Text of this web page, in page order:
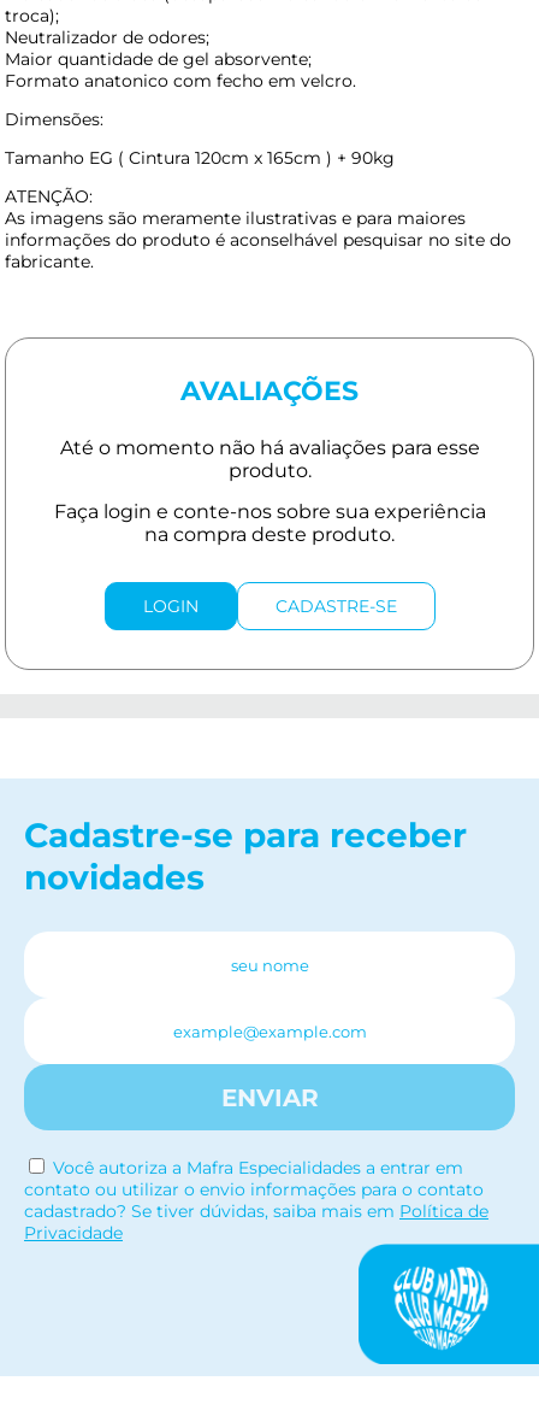
troca);
Neutralizador de odores;
Maior quantidade de gel absorvente;
Formato anatonico com fecho em velcro.
Dimensões:
Tamanho EG ( Cintura 120cm x 165cm ) + 90kg
ATENÇÃO:
As imagens são meramente ilustrativas e para maiores
informações do produto é aconselhável pesquisar no site do
fabricante.
AVALIAÇÕES
LOGIN CADASTRE-SE
Cadastre-se para receber
novidades
ENVIAR
Você autoriza a Mafra Especialidades a entrar em
contato ou utilizar o envio informações para o contato
cadastrado? Se tiver dúvidas, saiba mais em Política de
Privacidade